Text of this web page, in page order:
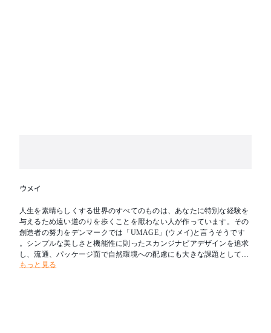
ウメイ
人生を素晴らしくする世界のすべてのものは、あなたに特別な経験を
与えるため遠い道のりを歩くことを厭わない人が作っています。その
創造者の努力をデンマークでは「UMAGE」(ウメイ)と言うそうです
。シンプルな美しさと機能性に則ったスカンジナビアデザインを追求
し、流通、パッケージ面で自然環境への配慮にも大きな課題として取
り組んでいるブランドです。
もっと見る